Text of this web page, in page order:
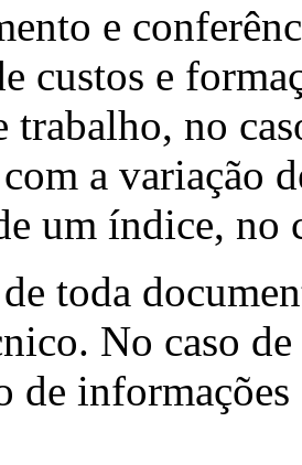
e
custos e
no
a variação
um índice, no
toda
No caso
de